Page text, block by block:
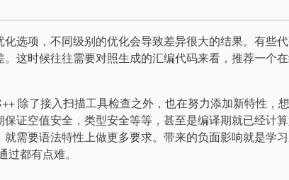
选项，不同级别的优化会导致差异很大的结果。有些
这时候往往需要对照生成的汇编代码来看，推荐一个在
除了接入扫描工具检查之外，也在努力添加新特性，
证空值安全，类型安全等等，甚至是编译期就已经计
需要语法特性上做更多要求。带来的负面影响就是学
都有点难。